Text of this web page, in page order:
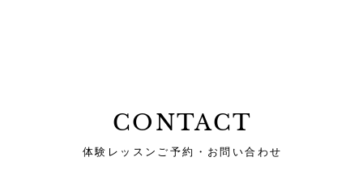
CONTACT
体験レッスンご予約・お問い合わせ